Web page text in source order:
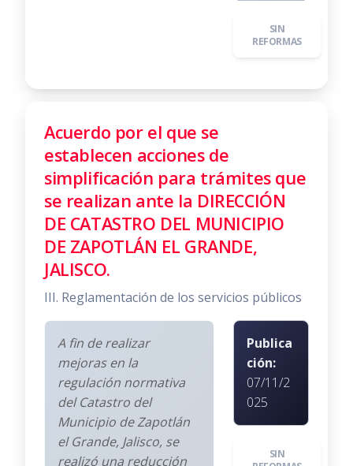
SIN
REFORMAS
Acuerdo por el que se
establecen acciones de
simplificación para trámites que
se realizan ante la DIRECCIÓN
DE CATASTRO DEL MUNICIPIO
DE ZAPOTLÁN EL GRANDE,
JALISCO.
III. Reglamentación de los servicios públicos
A fin de realizar
mejoras en la
regulación normativa
del Catastro del
Municipio de Zapotlán
el Grande, Jalisco, se
realizó una reducción
Publica
ción:
07/11/2
025
SIN